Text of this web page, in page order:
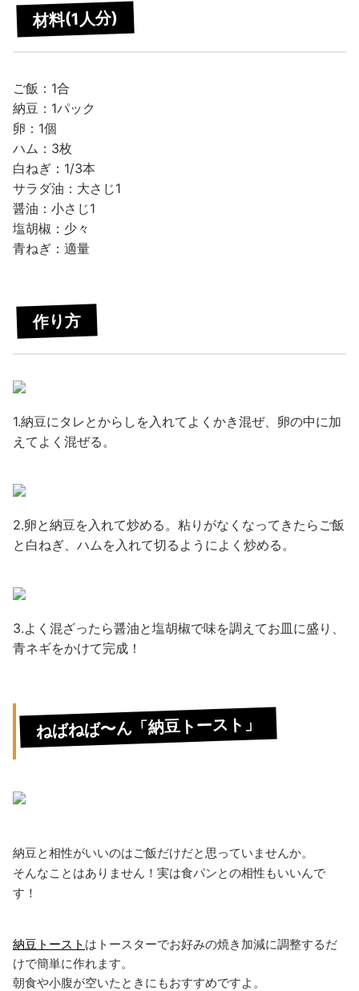
材料(1人分)
ご飯：1合
納豆：1パック
卵：1個
ハム：3枚
白ねぎ：1/3本
サラダ油：大さじ1
醤油：小さじ1
塩胡椒：少々
青ねぎ：適量
作り方
1.納豆にタレとからしを入れてよくかき混ぜ、卵の中に加
えてよく混ぜる。
2.卵と納豆を入れて炒める。粘りがなくなってきたらご飯
と白ねぎ、ハムを入れて切るようによく炒める。
3.よく混ざったら醤油と塩胡椒で味を調えてお皿に盛り、
青ネギをかけて完成！
ねばねば〜ん「納豆トースト」
納豆と相性がいいのはご飯だけだと思っていませんか。
そんなことはありません！実は食パンとの相性もいいんで
す！
納豆トースト はトースターでお好みの焼き加減に調整するだ
けで簡単に作れます。
朝食や小腹が空いたときにもおすすめですよ。